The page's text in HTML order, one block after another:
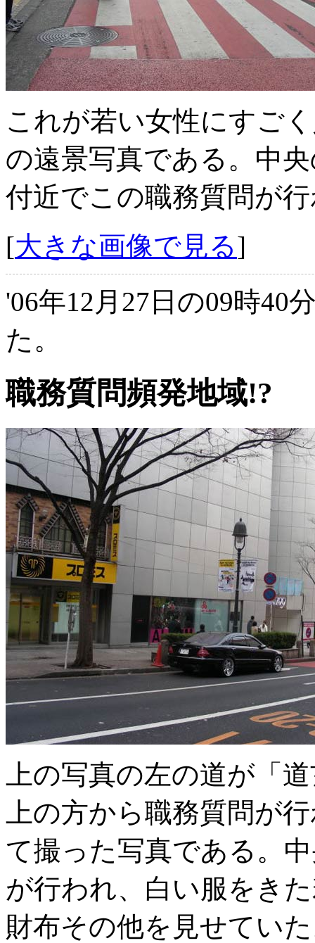
これが若い女性にすご
の遠景写真である。中
付近でこの職務質問が
[大きな画像で見る]
'06年12月27日の09時40
た。
職務質問頻発地域!?
上の写真の左の道が「
上の方から職務質問が
て撮った写真である。
が行われ、白い服をき
財布その他を見せてい